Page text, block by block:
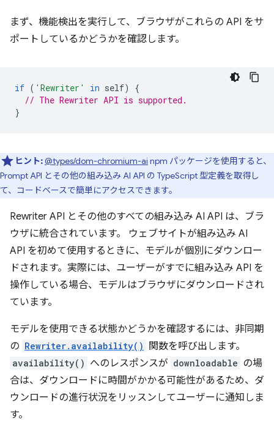
まず、機能検出を実行して、ブラウザがこれらの API をサ
ポートしているかどうかを確認します。
if ( 'Rewriter' in self)
{
// The Rewriter API is supported.
}
ヒント:@types/dom-chromium-ai npm パッケージを使用すると、
Prompt API とその他の組み込み AI API の TypeScript 型定義を取得し
て、コードベースで簡単にアクセスできます。
Rewriter API とその他のすべての組み込み AI API は、ブラ
ウザに統合されています。 ウェブサイトが組み込み AI
API を初めて使用するときに、モデルが個別にダウンロー
ドされます。実際には、ユーザーがすでに組み込み API を
操作している場合、モデルはブラウザにダウンロードされ
ています。
モデルを使用できる状態かどうかを確認するには、非同期
の Rewriter.availability() 関数を呼び出します。
availability() へのレスポンスが downloadable の場
合は、ダウンロードに時間がかかる可能性があるため、ダ
ウンロードの進行状況をリッスンしてユーザーに通知しま
す。